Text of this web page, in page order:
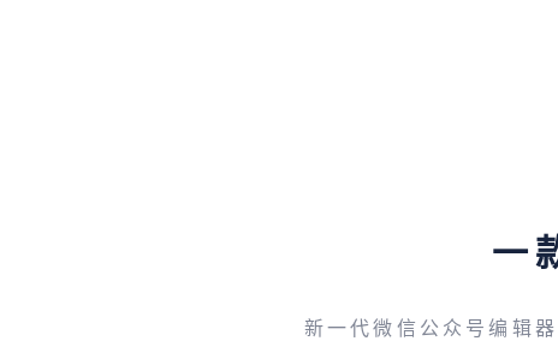
一
新一代微信公众号编辑